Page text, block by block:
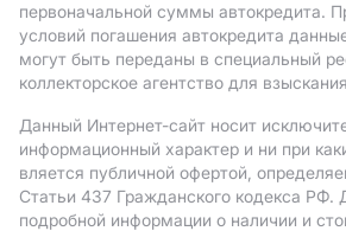
первоначальной суммы автокредита.
условий погашения автокредита
могут быть переданы в специальный
коллекторское агентство для
Данный Интернет-сайт носит
информационный характер и ни при
вляется публичной офертой,
Статьи 437 Гражданского кодекса РФ.
подробной информации о наличии и